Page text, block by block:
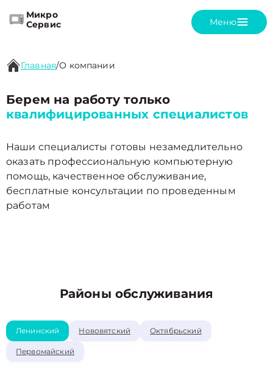
Микро
Сервис
Меню
Главная/О компании
Берем на работу только
квалифицированных специалистов
Наши специалисты готовы незамедлительно
оказать профессиональную компьютерную
помощь, качественное обслуживание,
бесплатные консультации по проведенным
работам
Районы обслуживания
Ленинский Нововятский Октябрьский
Первомайский